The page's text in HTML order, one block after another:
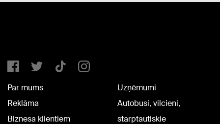
Par mums
Reklāma
Biznesa klientiem
Uzņēmumi
Autobusi, vilcieni,
starptautiskie